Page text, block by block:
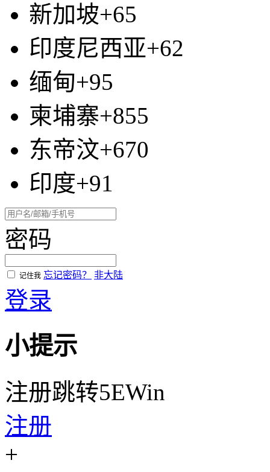
新加坡+65
印度尼西亚+62
缅甸+95
柬埔寨+855
东帝汶+670
印度+91
密码
记住我 忘记密码？ 非大陆
登录
小提示
注册跳转5EWin
注册
+